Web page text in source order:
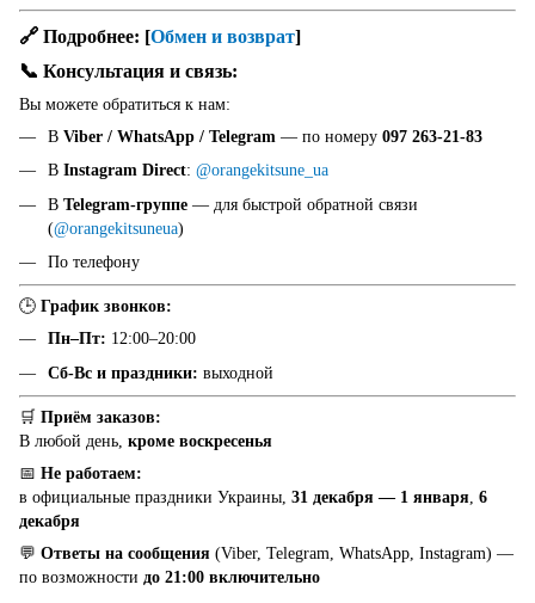
🔗 Подробнее: [Обмен и возврат]
📞 Консультация и связь:
Вы можете обратиться к нам:
В Viber / WhatsApp / Telegram — по номеру 097 263-21-83
В Instagram Direct: @orangekitsune_ua
В Telegram-группе — для быстрой обратной связи
(@orangekitsuneua)
По телефону
🕒 График звонков:
Пн–Пт: 12:00–20:00
Сб-Вс и праздники: выходной
🛒 Приём заказов:
В любой день, кроме воскресенья
📅 Не работаем:
в официальные праздники Украины, 31 декабря — 1 января, 6
декабря
💬 Ответы на сообщения (Viber, Telegram, WhatsApp, Instagram) —
по возможности до 21:00 включительно